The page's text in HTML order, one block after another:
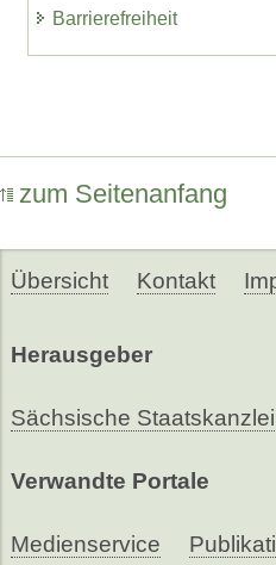
Barrierefreiheit
zum Seitenanfang
Übersicht Kontakt
Herausgeber
Sächsische Staatskanzlei
Verwandte Portale
Medienservice